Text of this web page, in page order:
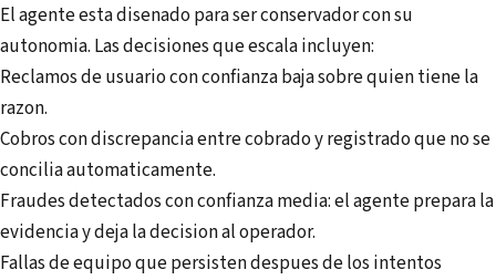
El agente esta disenado para ser conservador con su
autonomia. Las decisiones que escala incluyen:
Reclamos de usuario con confianza baja sobre quien tiene la
razon.
Cobros con discrepancia entre cobrado y registrado que no se
concilia automaticamente.
Fraudes detectados con confianza media: el agente prepara la
evidencia y deja la decision al operador.
Fallas de equipo que persisten despues de los intentos